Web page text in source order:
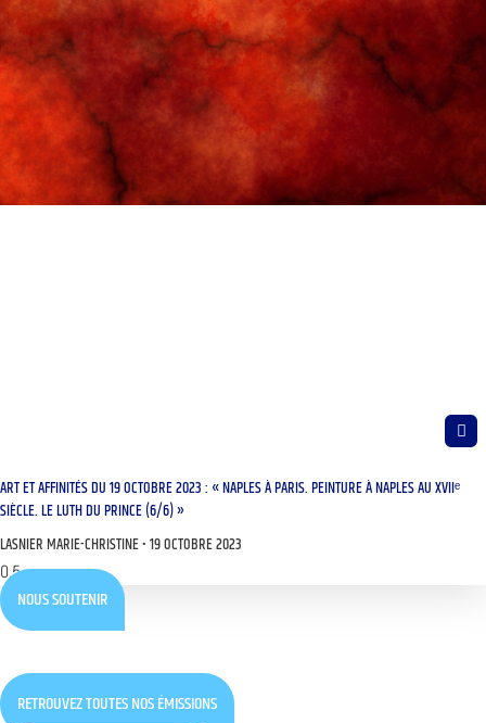
ART ET AFFINITÉS DU 19 OCTOBRE 2023 : « NAPLES À PARIS. PEINTURE À NAPLES AU XVIIᵉ
SIÈCLE. LE LUTH DU PRINCE (6/6) »
LASNIER MARIE-CHRISTINE 19 OCTOBRE 2023
NOUS SOUTENIR
RETROUVEZ TOUTES NOS ÉMISSIONS